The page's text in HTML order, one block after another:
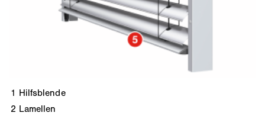
1 Hilfsblende
2 Lamellen